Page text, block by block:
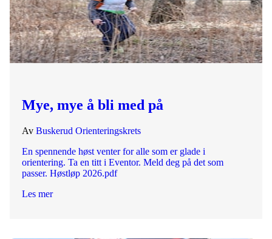
Mye, mye å bli med på
Av Buskerud Orienteringskrets
En spennende høst venter for alle som er glade i
orientering. Ta en titt i Eventor. Meld deg på det som
passer. Høstløp 2026.pdf
Les mer